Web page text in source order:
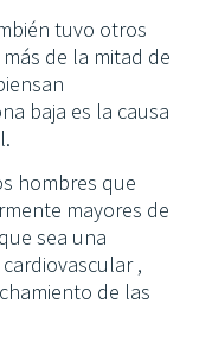
tuvo otros
de la mitad de
baja es la causa
hombres que
mayores de
sea una
,
de las